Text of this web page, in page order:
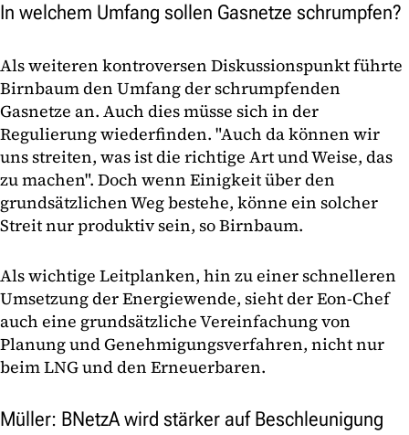
In welchem Umfang sollen Gasnetze schrumpfen?
Als weiteren kontroversen Diskussionspunkt führte
Birnbaum den Umfang der schrumpfenden
Gasnetze an. Auch dies müsse sich in der
Regulierung wiederfinden. "Auch da können wir
uns streiten, was ist die richtige Art und Weise, das
zu machen". Doch wenn Einigkeit über den
grundsätzlichen Weg bestehe, könne ein solcher
Streit nur produktiv sein, so Birnbaum.
Als wichtige Leitplanken, hin zu einer schnelleren
Umsetzung der Energiewende, sieht der Eon-Chef
auch eine grundsätzliche Vereinfachung von
Planung und Genehmigungsverfahren, nicht nur
beim LNG und den Erneuerbaren.
Müller: BNetzA wird stärker auf Beschleunigung